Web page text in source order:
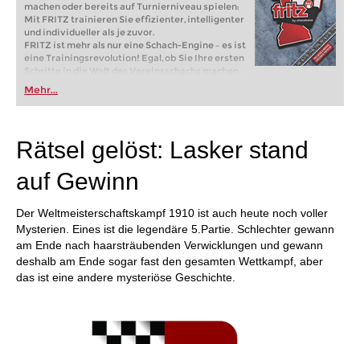
machen oder bereits auf Turnierniveau spielen:
Mit FRITZ trainieren Sie effizienter, intelligenter
und individueller als je zuvor.
FRITZ ist mehr als nur eine Schach-Engine – es ist
eine Trainingsrevolution! Egal, ob Sie Ihre ersten
Schritte in die Welt des Vereinsschachs machen
oder bereits auf Turnierniveau spielen: Mit
FRITZ trainieren Sie effizienter, intelligenter und
individueller als je zuvor.
Mehr...
Rätsel gelöst: Lasker stand
auf Gewinn
Der Weltmeisterschaftskampf 1910 ist auch heute noch voller
Mysterien. Eines ist die legendäre 5.Partie. Schlechter gewann
am Ende nach haarsträubenden Verwicklungen und gewann
deshalb am Ende sogar fast den gesamten Wettkampf, aber
das ist eine andere mysteriöse Geschichte.